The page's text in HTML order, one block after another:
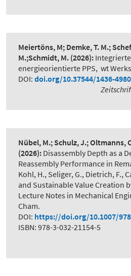
Meiertöns, M; Demke, T. M.;
M.;Schmidt, M. (2026):
energieorientierte PPS, wt
DOI: doi.org/10.37544/1436-
Nübel, M.; Schulz, J.; Oltmanns,
(2026): Disassembly Depth as a
Reassembly Performance in
Kohl, H., Seliger, G., Dietrich, F.,
and Sustainable Value Creation
Lecture Notes in Mechanical
Cham.
DOI: https://doi.org/10.1007/
ISBN: 978-3-032-21154-5